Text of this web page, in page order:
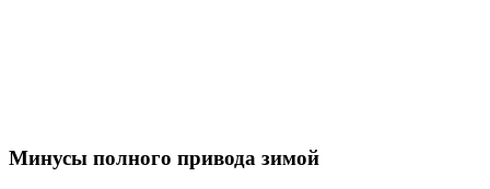
Минусы полного привода зимой